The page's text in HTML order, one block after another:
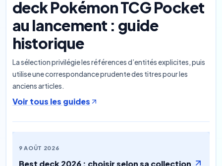
deck Pokémon TCG Pocket
au lancement : guide
historique
La sélection privilégie les références d’entités explicites, puis
utilise une correspondance prudente des titres pour les
anciens articles.
Voir tous les guides
9 AOÛT 2026
Best deck 2026 : choisir selon sa collection